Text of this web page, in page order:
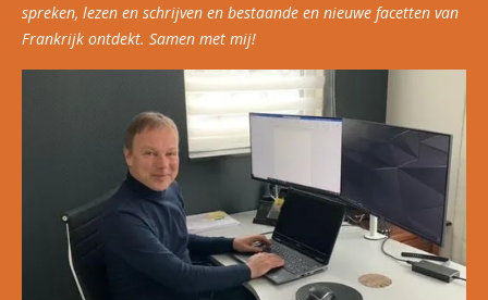
spreken, lezen en schrijven en bestaande en nieuwe facetten van
Frankrijk ontdekt. Samen met mij!